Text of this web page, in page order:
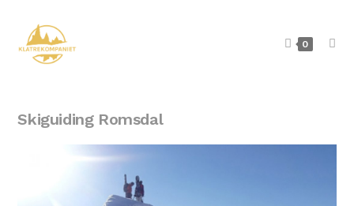
0
Skiguiding Romsdal